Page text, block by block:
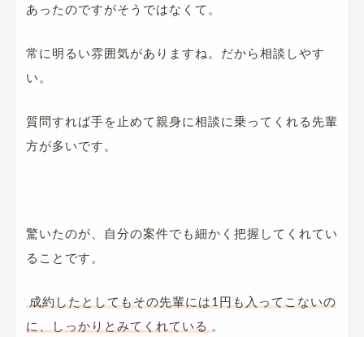
あったのですがそうではなくて。
常に明るい雰囲気がありますね。だから相談しやす
い。
質問すれば手を止めて親身に相談に乗ってくれる先輩
方が多いです。
驚いたのが、自分の案件でも細かく把握してくれてい
ることです。
成約したとしてもその先輩には1円も入ってこないの
に、しっかりとみてくれている